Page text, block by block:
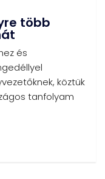
több
és
köztük
tanfolyam